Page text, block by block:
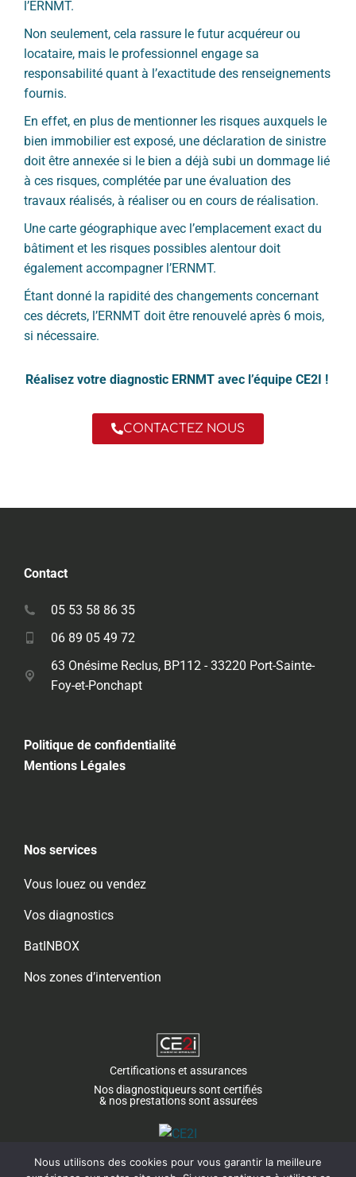
l’ERNMT.
Non seulement, cela rassure le futur acquéreur ou
locataire, mais le professionnel engage sa
responsabilité quant à l’exactitude des renseignements
fournis.
En effet, en plus de mentionner les risques auxquels le
bien immobilier est exposé, une déclaration de sinistre
doit être annexée si le bien a déjà subi un dommage lié
à ces risques, complétée par une évaluation des
travaux réalisés, à réaliser ou en cours de réalisation.
Une carte géographique avec l’emplacement exact du
bâtiment et les risques possibles alentour doit
également accompagner l’ERNMT.
Étant donné la rapidité des changements concernant
ces décrets, l’ERNMT doit être renouvelé après 6 mois,
si nécessaire.
Réalisez votre diagnostic ERNMT avec l’équipe CE2I !
CONTACTEZ NOUS
Contact
05 53 58 86 35
06 89 05 49 72
63 Onésime Reclus, BP112 - 33220 Port-Sainte-
Foy-et-Ponchapt
Politique de confidentialité
Mentions Légales
Nos services
Vous louez ou vendez
Vos diagnostics
BatINBOX
Nos zones d’intervention
Certifications et assurances
Nos diagnostiqueurs sont certifiés
& nos prestations sont assurées
Nous utilisons des cookies pour vous garantir la meilleure